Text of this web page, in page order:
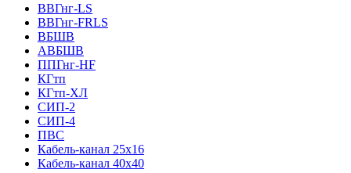
ВВГнг-LS
ВВГнг-FRLS
ВБШВ
АВБШВ
ППГнг-HF
КГтп
КГтп-ХЛ
СИП-2
СИП-4
ПВС
Кабель-канал 25х16
Кабель-канал 40х40